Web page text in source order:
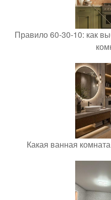
Правило 60-30-10: как
Какая ванная